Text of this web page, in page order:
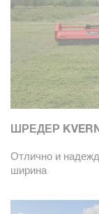
ШРЕДЕР
Отлично и
ширина